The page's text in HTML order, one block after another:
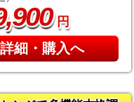
,900円
詳細・購入へ